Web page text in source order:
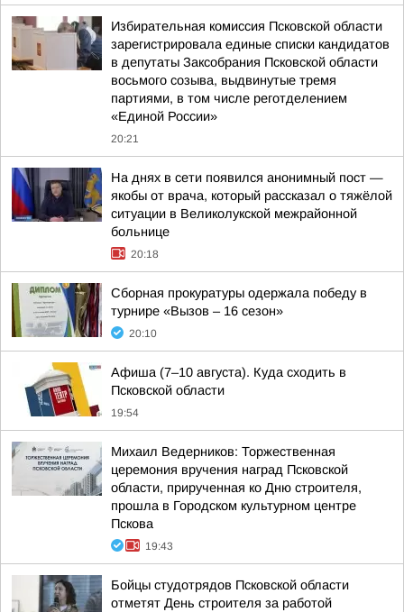
Избирательная комиссия Псковской области
зарегистрировала единые списки кандидатов
в депутаты Заксобрания Псковской области
восьмого созыва, выдвинутые тремя
партиями, в том числе реготделением
«Единой России»
20:21
На днях в сети появился анонимный пост —
якобы от врача, который рассказал о тяжёлой
ситуации в Великолукской межрайонной
больнице
20:18
Сборная прокуратуры одержала победу в
турнире «Вызов – 16 сезон»
20:10
Афиша (7–10 августа). Куда сходить в
Псковской области
19:54
Михаил Ведерников: Торжественная
церемония вручения наград Псковской
области, прирученная ко Дню строителя,
прошла в Городском культурном центре
Пскова
19:43
Бойцы студотрядов Псковской области
отметят День строителя за работой